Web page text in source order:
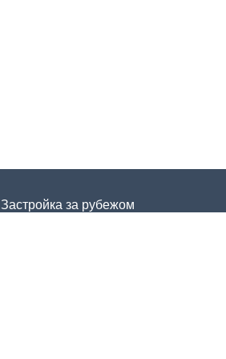
Застройка за рубежом